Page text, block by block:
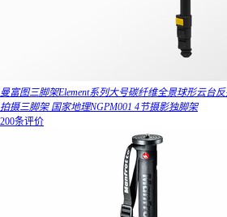
曼富图三脚架Element系列大号碳纤维全景球形云台
拍摄三脚架 国家地理NGPM001 4节摄影独脚架
200条评价